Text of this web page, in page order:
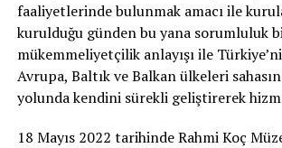
faaliyetlerinde bulunmak amacı ile
kurulduğu günden bu yana sorumluluk
mükemmeliyetçilik anlayışı ile
Avrupa, Baltık ve Balkan ülkeleri
yolunda kendini sürekli geliştirerek
18 Mayıs 2022 tarihinde Rahmi Koç